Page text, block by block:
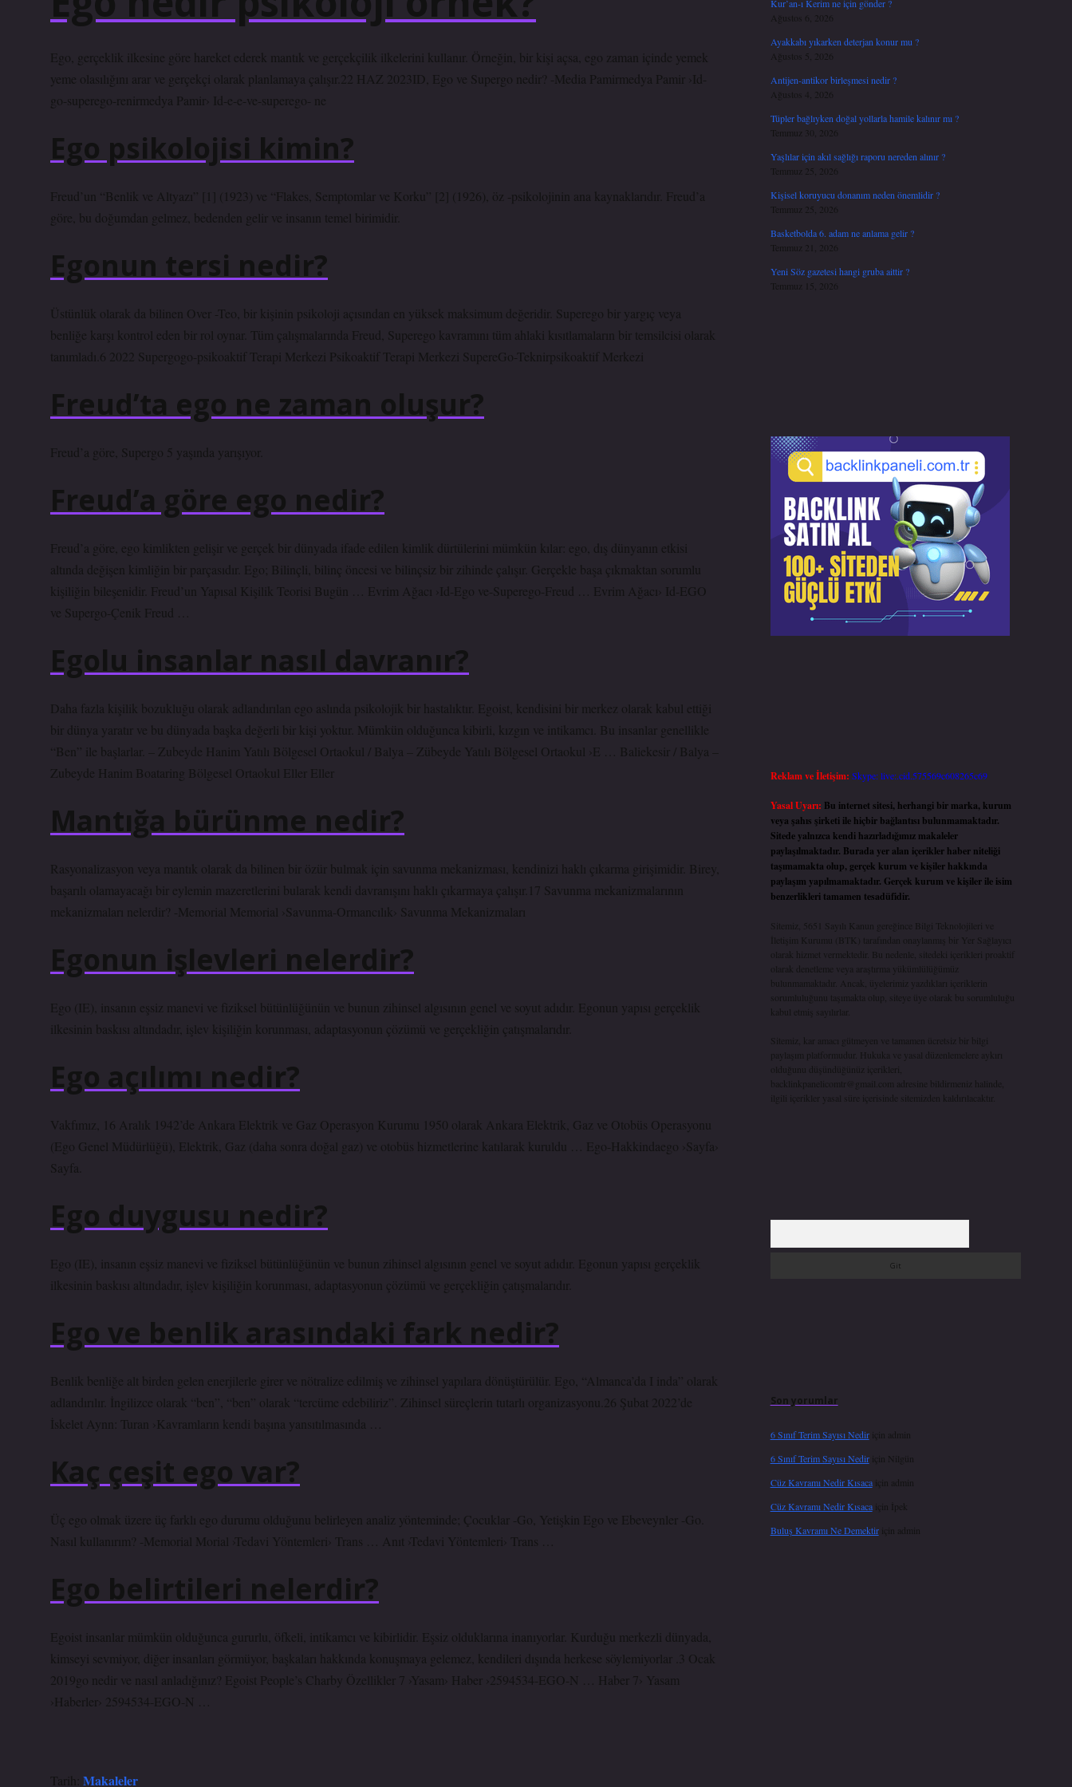
Ego, gerçeklik ilkesine göre hareket ederek mantık ve gerçekçilik ilkelerini kullanır. Örneğin, bir kişi açsa, ego zaman içinde yemek
yeme olasılığını arar ve gerçekçi olarak planlamaya çalışır.22 HAZ 2023ID, Ego ve Supergo nedir? -Media Pamirmedya Pamir ›Id-
go-superego-renirmedya Pamir› Id-e-e-ve-superego- ne
Ego psikolojisi kimin?
Freud’un “Benlik ve Altyazı” [1] (1923) ve “Flakes, Semptomlar ve Korku” [2] (1926), öz -psikolojinin ana kaynaklarıdır. Freud’a
göre, bu doğumdan gelmez, bedenden gelir ve insanın temel birimidir.
Egonun tersi nedir?
Üstünlük olarak da bilinen Over -Teo, bir kişinin psikoloji açısından en yüksek maksimum değeridir. Superego bir yargıç veya
benliğe karşı kontrol eden bir rol oynar. Tüm çalışmalarında Freud, Superego kavramını tüm ahlaki kısıtlamaların bir temsilcisi olarak
tanımladı.6 2022 Supergogo-psikoaktif Terapi Merkezi Psikoaktif Terapi Merkezi SupereGo-Teknirpsikoaktif Merkezi
Freud’ta ego ne zaman oluşur?
Freud’a göre, Supergo 5 yaşında yarışıyor.
Freud’a göre ego nedir?
Freud’a göre, ego kimlikten gelişir ve gerçek bir dünyada ifade edilen kimlik dürtülerini mümkün kılar: ego, dış dünyanın etkisi
altında değişen kimliğin bir parçasıdır. Ego; Bilinçli, bilinç öncesi ve bilinçsiz bir zihinde çalışır. Gerçekle başa çıkmaktan sorumlu
kişiliğin bileşenidir. Freud’un Yapısal Kişilik Teorisi Bugün … Evrim Ağacı ›Id-Ego ve-Superego-Freud … Evrim Ağacı› Id-EGO
ve Supergo-Çenik Freud …
Egolu insanlar nasıl davranır?
Daha fazla kişilik bozukluğu olarak adlandırılan ego aslında psikolojik bir hastalıktır. Egoist, kendisini bir merkez olarak kabul ettiği
bir dünya yaratır ve bu dünyada başka değerli bir kişi yoktur. Mümkün olduğunca kibirli, kızgın ve intikamcı. Bu insanlar genellikle
“Ben” ile başlarlar. – Zubeyde Hanim Yatılı Bölgesel Ortaokul / Balya – Zübeyde Yatılı Bölgesel Ortaokul ›E … Baliekesir / Balya –
Zubeyde Hanim Boataring Bölgesel Ortaokul Eller Eller
Mantığa bürünme nedir?
Rasyonalizasyon veya mantık olarak da bilinen bir özür bulmak için savunma mekanizması, kendinizi haklı çıkarma girişimidir. Birey,
başarılı olamayacağı bir eylemin mazeretlerini bularak kendi davranışını haklı çıkarmaya çalışır.17 Savunma mekanizmalarının
mekanizmaları nelerdir? -Memorial Memorial ›Savunma-Ormancılık› Savunma Mekanizmaları
Egonun işlevleri nelerdir?
Ego (IE), insanın eşsiz manevi ve fiziksel bütünlüğünün ve bunun zihinsel algısının genel ve soyut adıdır. Egonun yapısı gerçeklik
ilkesinin baskısı altındadır, işlev kişiliğin korunması, adaptasyonun çözümü ve gerçekliğin çatışmalarıdır.
Ego açılımı nedir?
Vakfımız, 16 Aralık 1942’de Ankara Elektrik ve Gaz Operasyon Kurumu 1950 olarak Ankara Elektrik, Gaz ve Otobüs Operasyonu
(Ego Genel Müdürlüğü), Elektrik, Gaz (daha sonra doğal gaz) ve otobüs hizmetlerine katılarak kuruldu … Ego-Hakkindaego ›Sayfa›
Sayfa.
Ego duygusu nedir?
Ego (IE), insanın eşsiz manevi ve fiziksel bütünlüğünün ve bunun zihinsel algısının genel ve soyut adıdır. Egonun yapısı gerçeklik
ilkesinin baskısı altındadır, işlev kişiliğin korunması, adaptasyonun çözümü ve gerçekliğin çatışmalarıdır.
Ego ve benlik arasındaki fark nedir?
Benlik benliğe alt birden gelen enerjilerle girer ve nötralize edilmiş ve zihinsel yapılara dönüştürülür. Ego, “Almanca’da I inda” olarak
adlandırılır. İngilizce olarak “ben”, “ben” olarak “tercüme edebiliriz”. Zihinsel süreçlerin tutarlı organizasyonu.26 Şubat 2022’de
İskelet Aynn: Turan ›Kavramların kendi başına yansıtılmasında …
Kaç çeşit ego var?
Üç ego olmak üzere üç farklı ego durumu olduğunu belirleyen analiz yönteminde; Çocuklar -Go, Yetişkin Ego ve Ebeveynler -Go.
Nasıl kullanırım? -Memorial Morial ›Tedavi Yöntemleri› Trans … Anıt ›Tedavi Yöntemleri› Trans …
Ego belirtileri nelerdir?
Egoist insanlar mümkün olduğunca gururlu, öfkeli, intikamcı ve kibirlidir. Eşsiz olduklarına inanıyorlar. Kurduğu merkezli dünyada,
kimseyi sevmiyor, diğer insanları görmüyor, başkaları hakkında konuşmaya gelemez, kendileri dışında herkese söylemiyorlar .3 Ocak
2019go nedir ve nasıl anladığınız? Egoist People’s Charby Özellikler 7 ›Yasam› Haber ›2594534-EGO-N … Haber 7› Yasam
›Haberler› 2594534-EGO-N …
Tarih: Makaleler
Kur’an-ı Kerim ne için gönder ?
Ağustos 6, 2026
Ayakkabı yıkarken deterjan konur mu ?
Ağustos 5, 2026
Antijen-antikor birleşmesi nedir ?
Ağustos 4, 2026
Tüpler bağlıyken doğal yollarla hamile kalınır mı ?
Temmuz 30, 2026
Yaşlılar için akıl sağlığı raporu nereden alınır ?
Temmuz 25, 2026
Kişisel koruyucu donanım neden önemlidir ?
Temmuz 25, 2026
Basketbolda 6. adam ne anlama gelir ?
Temmuz 21, 2026
Yeni Söz gazetesi hangi gruba aittir ?
Temmuz 15, 2026
Reklam ve İletişim: Skype: live:.cid.575569c608265c69
Yasal Uyarı: Bu internet sitesi, herhangi bir marka, kurum
veya şahıs şirketi ile hiçbir bağlantısı bulunmamaktadır.
Sitede yalnızca kendi hazırladığımız makaleler
paylaşılmaktadır. Burada yer alan içerikler haber niteliği
taşımamakta olup, gerçek kurum ve kişiler hakkında
paylaşım yapılmamaktadır. Gerçek kurum ve kişiler ile isim
benzerlikleri tamamen tesadüfidir.
Sitemiz, 5651 Sayılı Kanun gereğince Bilgi Teknolojileri ve
İletişim Kurumu (BTK) tarafından onaylanmış bir Yer Sağlayıcı
olarak hizmet vermektedir. Bu nedenle, sitedeki içerikleri proaktif
olarak denetleme veya araştırma yükümlülüğümüz
bulunmamaktadır. Ancak, üyelerimiz yazdıkları içeriklerin
sorumluluğunu taşımakta olup, siteye üye olarak bu sorumluluğu
kabul etmiş sayılırlar.
Sitemiz, kar amacı gütmeyen ve tamamen ücretsiz bir bilgi
paylaşım platformudur. Hukuka ve yasal düzenlemelere aykırı
olduğunu düşündüğünüz içerikleri,
backlinkpanelicomtr@gmail.com
adresine bildirmeniz halinde,
ilgili içerikler yasal süre içerisinde sitemizden kaldırılacaktır.
Son yorumlar
6 Sınıf Terim Sayısı Nediriçin
admin
6 Sınıf Terim Sayısı Nediriçin Nilgün
Cüz Kavramı Nedir Kısacaiçin
admin
Cüz Kavramı Nedir Kısacaiçin İpek
Buluş Kavramı Ne Demektiriçin admin